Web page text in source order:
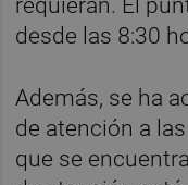
requieran. El
desde las 8:30
Además, se ha
de atención a
que se